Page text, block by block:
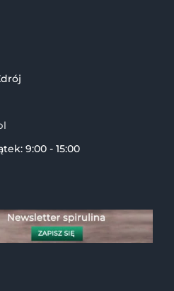
9:00 - 15:00